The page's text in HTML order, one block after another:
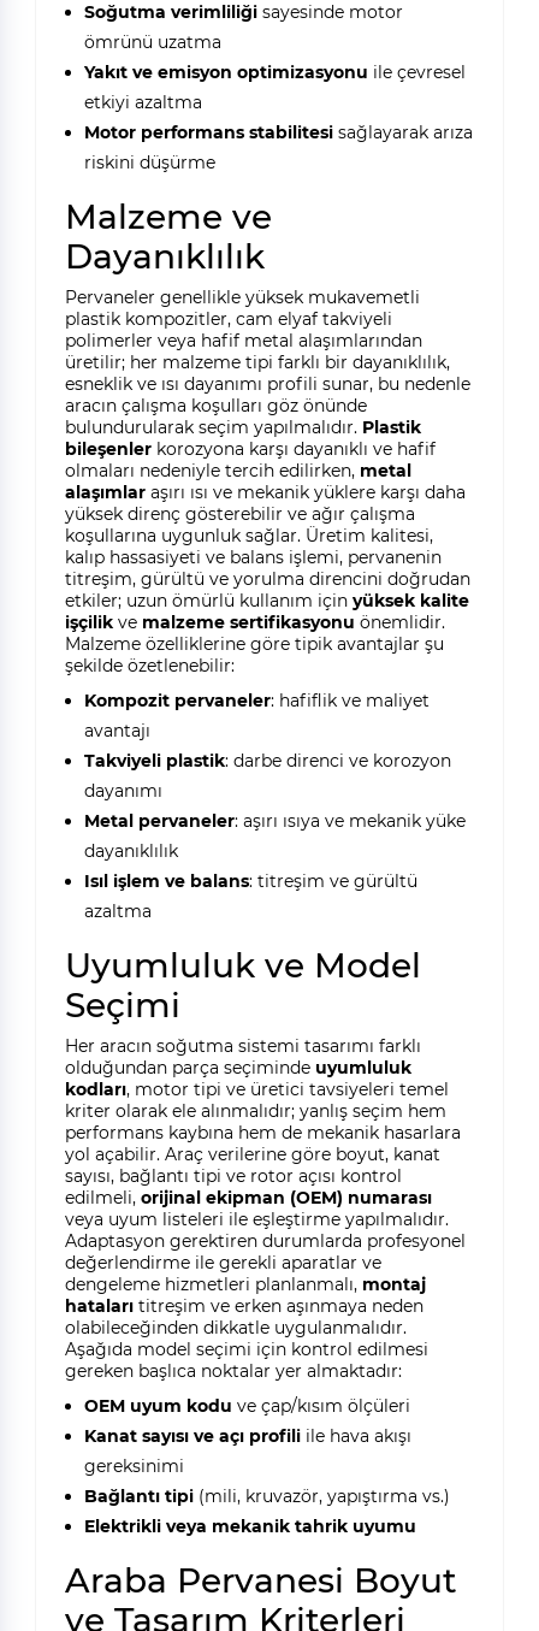
Soğutma verimliliğisayesinde motor
ömrünü uzatma
Yakıt ve emisyon optimizasyonu ile çevresel
etkiyi azaltma
Motor performans stabilitesisağlayarak arıza
riskini düşürme
Malzeme ve
Dayanıklılık
Pervaneler genellikle yüksek mukavemetli
plastik kompozitler, cam elyaf takviyeli
polimerler veya hafif metal alaşımlarından
üretilir; her malzeme tipi farklı bir dayanıklılık,
esneklik ve ısı dayanımı profili sunar, bu nedenle
aracın çalışma koşulları göz önünde
bulundurularak seçim yapılmalıdır. Plastik
bileşenlerkorozyona karşı dayanıklı ve hafif
olmaları nedeniyle tercih edilirken, metal
alaşımlaraşırı ısı ve mekanik yüklere karşı daha
yüksek direnç gösterebilir ve ağır çalışma
koşullarına uygunluk sağlar. Üretim kalitesi,
kalıp hassasiyeti ve balans işlemi, pervanenin
titreşim, gürültü ve yorulma direncini doğrudan
etkiler; uzun ömürlü kullanım için yüksek kalite
işçilikve malzeme sertifikasyonu önemlidir.
Malzeme özelliklerine göre tipik avantajlar şu
şekilde özetlenebilir:
Kompozit pervaneler: hafiflik ve maliyet
avantajı
Takviyeli plastik: darbe direnci ve korozyon
dayanımı
Metal pervaneler: aşırı ısıya ve mekanik yüke
dayanıklılık
Isıl işlem ve balans: titreşim ve gürültü
azaltma
Uyumluluk ve Model
Seçimi
Her aracın soğutma sistemi tasarımı farklı
olduğundan parça seçiminde uyumluluk
kodları, motor tipi ve üretici tavsiyeleri temel
kriter olarak ele alınmalıdır; yanlış seçim hem
performans kaybına hem de mekanik hasarlara
yol açabilir. Araç verilerine göre boyut, kanat
sayısı, bağlantı tipi ve rotor açısı kontrol
edilmeli, orijinal ekipman (OEM) numarası
veya uyum listeleri ile eşleştirme yapılmalıdır.
Adaptasyon gerektiren durumlarda profesyonel
değerlendirme ile gerekli aparatlar ve
dengeleme hizmetleri planlanmalı, montaj
hatalarıtitreşim ve erken aşınmaya neden
olabileceğinden dikkatle uygulanmalıdır.
Aşağıda model seçimi için kontrol edilmesi
gereken başlıca noktalar yer almaktadır:
OEM uyum kodu ve çap/kısım ölçüleri
Kanat sayısı ve açı profiliile hava akışı
gereksinimi
Bağlantı tipi(mili, kruvazör, yapıştırma vs.)
Elektrikli veya mekanik tahrik uyumu
Araba Pervanesi Boyut
ve Tasarım Kriterleri